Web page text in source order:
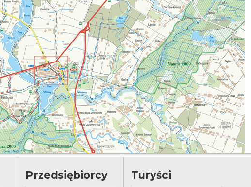
Przedsiębiorcy Turyści